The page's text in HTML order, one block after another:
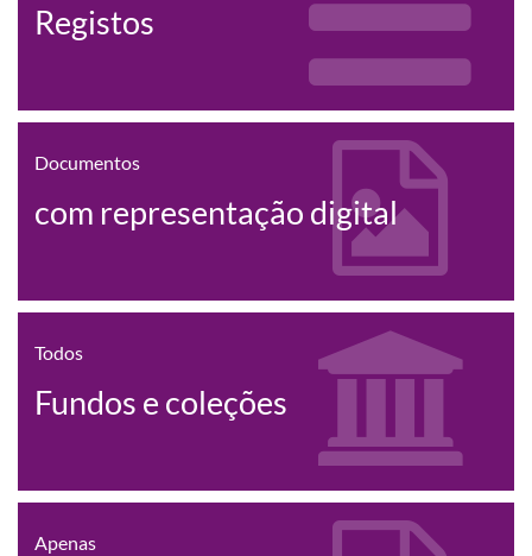
Registos
Documentos
com representação digital
Todos
Fundos e coleções
Apenas